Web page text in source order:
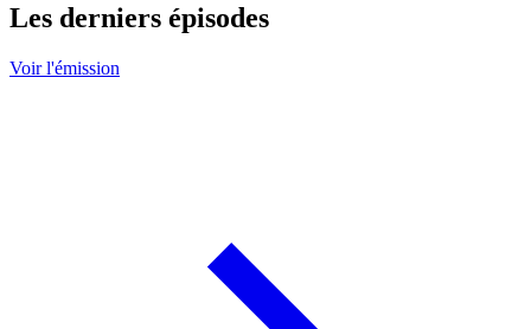
Les derniers épisodes
Voir l'émission